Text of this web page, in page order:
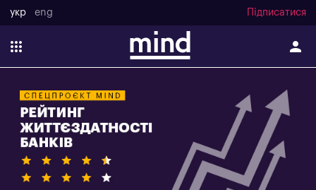
укр eng Підписатися